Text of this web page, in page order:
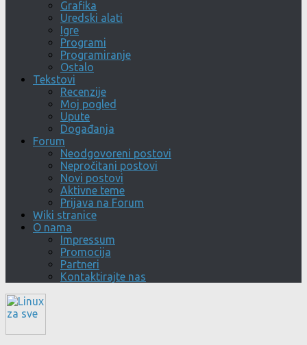
Grafika
Uredski alati
Igre
Programi
Programiranje
Ostalo
Tekstovi
Recenzije
Moj pogled
Upute
Događanja
Forum
Neodgovoreni postovi
Nepročitani postovi
Novi postovi
Aktivne teme
Prijava na Forum
Wiki stranice
O nama
Impressum
Promocija
Partneri
Kontaktirajte nas